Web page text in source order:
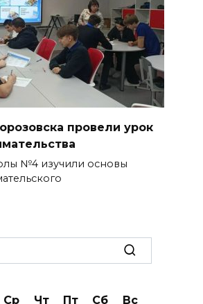
провели урок
№4 изучили основы
Ср Чт Пт Сб Вс